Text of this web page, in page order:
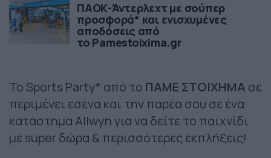
ΠΑΟΚ-Άντερλεχτ με σούπερ
προσφορά* και ενισχυμένες
αποδόσεις από
το Pamestoixima.gr
Το Sports Party* από το ΠΑΜΕ ΣΤΟΙΧΗΜΑ σε
περιμένει εσένα και την παρέα σου σε ένα
κατάστημα Allwyn για να δείτε το παιχνίδι
με super δώρα & περισσότερες εκπλήξεις!